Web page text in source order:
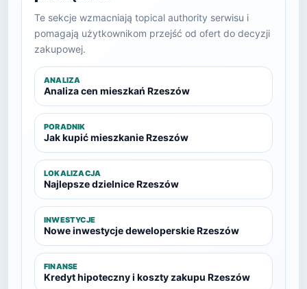
Te sekcje wzmacniają topical authority serwisu i
pomagają użytkownikom przejść od ofert do decyzji
zakupowej.
ANALIZA
Analiza cen mieszkań Rzeszów
PORADNIK
Jak kupić mieszkanie Rzeszów
LOKALIZACJA
Najlepsze dzielnice Rzeszów
INWESTYCJE
Nowe inwestycje deweloperskie Rzeszów
FINANSE
Kredyt hipoteczny i koszty zakupu Rzeszów